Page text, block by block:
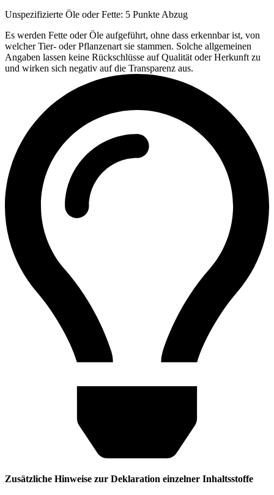
Unspezifizierte Öle oder Fette: 5 Punkte Abzug
Es werden Fette oder Öle aufgeführt, ohne dass erkennbar ist, von
welcher Tier- oder Pflanzenart sie stammen. Solche allgemeinen
Angaben lassen keine Rückschlüsse auf Qualität oder Herkunft zu
und wirken sich negativ auf die Transparenz aus.
Zusätzliche Hinweise zur Deklaration einzelner Inhaltsstoffe